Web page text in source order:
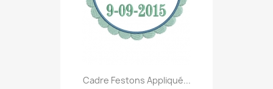
Cadre Festons Appliqué...